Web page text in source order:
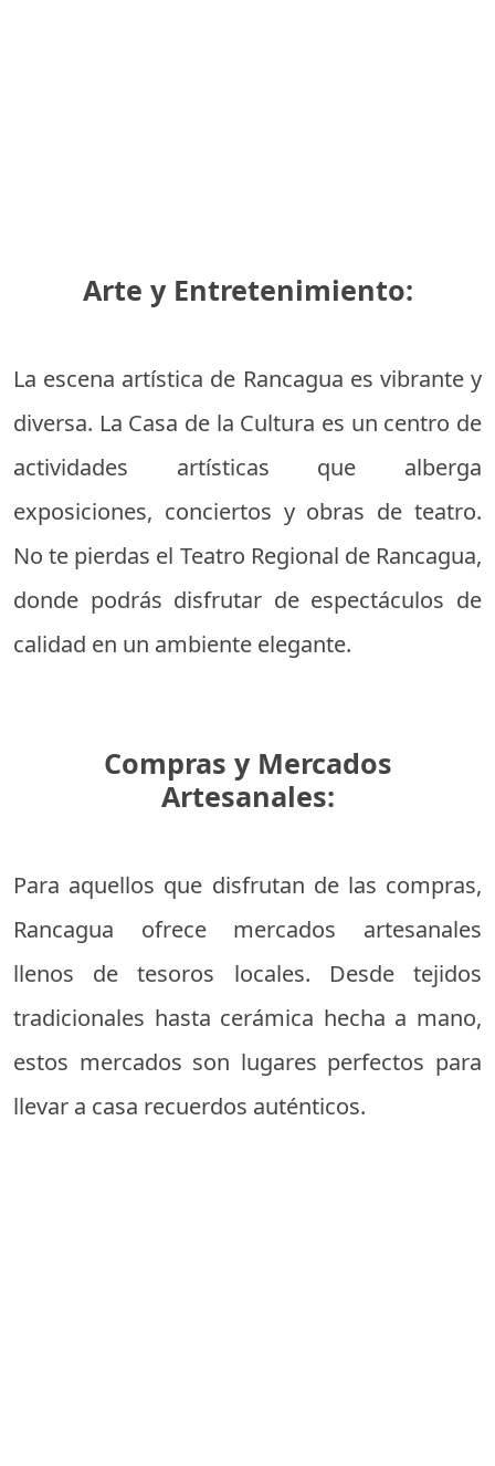
Arte y Entretenimiento:
La escena artística de Rancagua es vibrante y
diversa. La Casa de la Cultura es un centro de
actividades artísticas que alberga
exposiciones, conciertos y obras de teatro.
No te pierdas el Teatro Regional de Rancagua,
donde podrás disfrutar de espectáculos de
calidad en un ambiente elegante.
Compras y Mercados
Artesanales:
Para aquellos que disfrutan de las compras,
Rancagua ofrece mercados artesanales
llenos de tesoros locales. Desde tejidos
tradicionales hasta cerámica hecha a mano,
estos mercados son lugares perfectos para
llevar a casa recuerdos auténticos.